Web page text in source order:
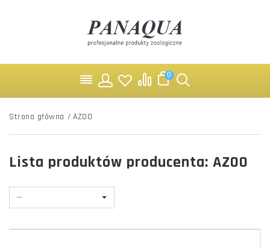
0
Strona główna / AZOO
Lista produktów producenta: AZOO
--